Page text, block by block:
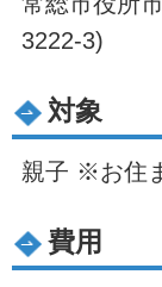
3222-3)
対象
親子 ※お住
費用